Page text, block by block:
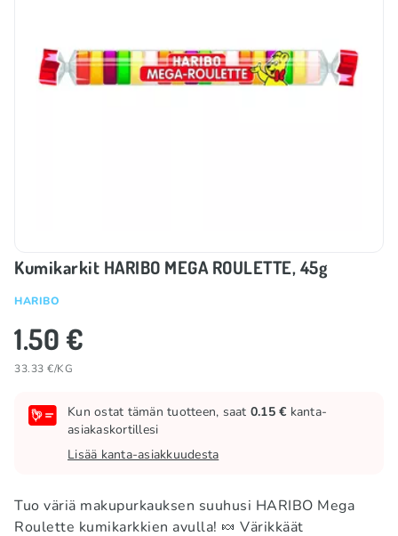
Kumikarkit HARIBO MEGA ROULETTE, 45g
HARIBO
1.50 €
33.33 €/KG
Kun ostat tämän tuotteen, saat 0.15 € kanta-
asiakaskortillesi
Lisää kanta-asiakkuudesta
Tuo väriä makupurkauksen suuhusi HARIBO Mega
Roulette kumikarkkien avulla! 🍬 Värikkäät